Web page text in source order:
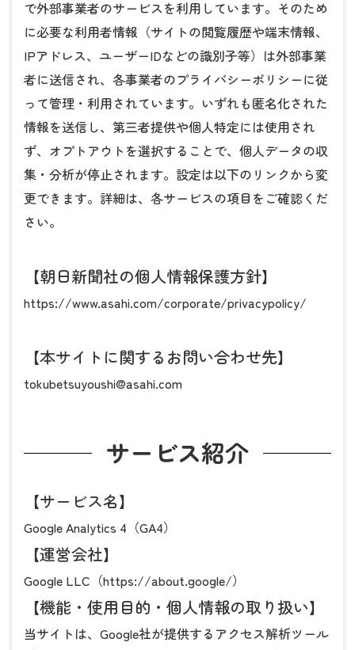
で外部事業者のサービスを利用しています。そのため
に必要な利用者情報（サイトの閲覧履歴や端末情報、
IPアドレス、ユーザーIDなどの識別子等）は外部事業
者に送信され、各事業者のプライバシーポリシーに従
って管理・利用されています。いずれも匿名化された
情報を送信し、第三者提供や個人特定には使用され
ず、オプトアウトを選択することで、個人データの収
集・分析が停止されます。設定は以下のリンクから変
更できます。詳細は、各サービスの項目をご確認くだ
さい。
【朝日新聞社の個人情報保護方針】
https://www.asahi.com/corporate/privacypolicy/
【本サイトに関するお問い合わせ先】
tokubetsuyoushi@asahi.com
サービス紹介
【サービス名】
Google Analytics 4（GA4）
【運営会社】
Google LLC（https://about.google/）
【機能・使用目的・個人情報の取り扱い】
当サイトは、Google社が提供するアクセス解析ツール